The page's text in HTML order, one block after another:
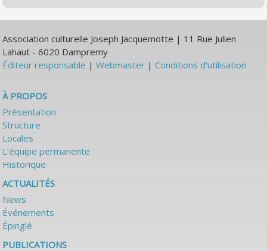
Association culturelle Joseph Jacquemotte | 11 Rue Julien
Lahaut - 6020 Dampremy
Éditeur responsable |Webmaster |Conditions d'utilisation
À PROPOS
Présentation
Structure
Locales
L’équipe permanente
Historique
ACTUALITÉS
News
Événements
Épinglé
PUBLICATIONS